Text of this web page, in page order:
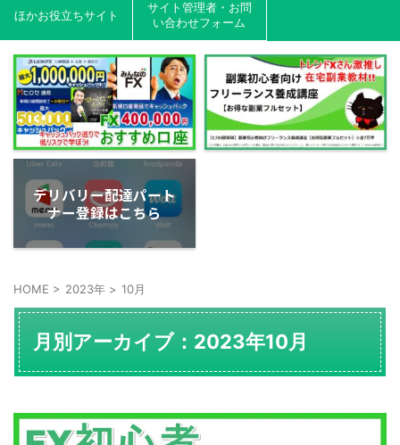
ほかお役立ちサイト
サイト管理者・お問
い合わせフォーム
デリバリー配達パート
ナー登録はこちら
HOME > 2023年 > 10月
月別アーカイブ：2023年10月